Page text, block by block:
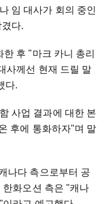
임 대사가 회의 중인
다.
후 "마크 카니 총리
사께선 현재 드릴 말
다.
사업 결과에 대한 본
후에 통화하자"며 말
나다 측으로부터 공
화오션 측은 "캐나